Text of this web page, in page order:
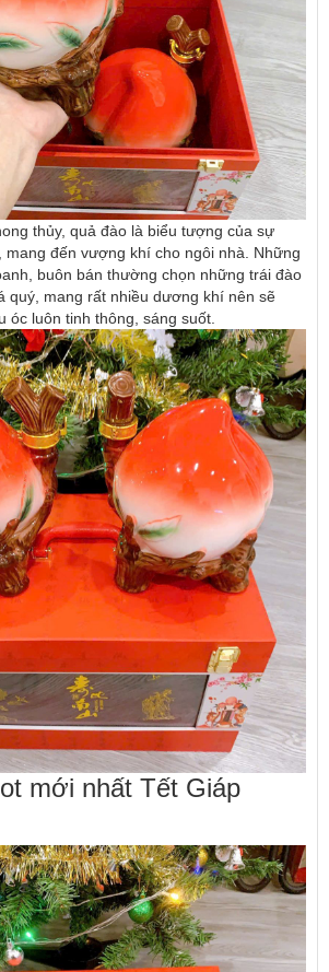
thủy, quả đào là biểu tượng của sự
mang đến vượng khí cho ngôi nhà. Những
buôn bán thường chọn những trái đào
quý, mang rất nhiều dương khí nên sẽ
óc luôn tinh thông, sáng suốt.
mới nhất Tết Giáp